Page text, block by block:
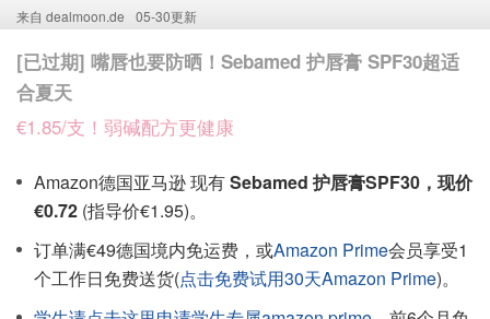
来自 dealmoon.de 05-30更新
[已过期] 嘴唇也要防晒！Sebamed 护唇膏 SPF30超适
合夏天
€1.85/支！弱碱配方更健康
Amazon德国亚马逊 现有Sebamed 护唇膏SPF30，现价
€0.72 (指导价€1.95)。
订单满€49德国境内免运费，或Amazon Prime会员享受1
个工作日免费送货(点击免费试用30天Amazon Prime)。